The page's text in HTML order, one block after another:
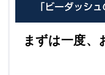
まずは一度、